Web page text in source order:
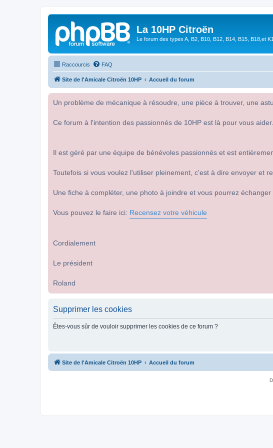
La 10HP Citroën
Le forum des types A, B2, B10, B12, B14, B15, B18,et K1
Raccourcis FAQ
Site de l'Amicale Citroën 10HP Accueil du forum
Un problème de mécanique à résoudre, une pièce à trouver, une
Ce forum à l'intention des passionnés de 10HP est là pour vous aider.
Il est géré par une équipe de bénévoles passionnés et est
Toutefois si vous voulez l'utiliser pleinement, c'est à dire envoyer et
Une fiche à compléter, une photo à joindre et vous pourrez échanger
Vous pouvez le faire ici: Recensez votre véhicule
Cordialement
Le président
Roland
Supprimer les cookies
Êtes-vous sûr de vouloir supprimer les cookies de ce forum ?
Site de l'Amicale Citroën 10HP Accueil du forum